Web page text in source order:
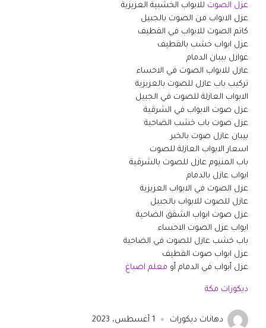
عزل الصوت للابواب الخشبية العزيزية
عزل الابواب من الصوت بالجبيل
كاتم الصوت للابواب في القطيف
عزل ابواب خشب بالقطيف
عوازل بيبان الدمام
عازل للابواب الصوت في الاحساء
تركيب باب عازل للصوت بالعزيزية
الابواب العازلة للصوت في الجبيل
عزل صوت الابواب في الشرقية
عزل صوت باب خشب الضاحية
بيبان عازل صوت بالخبر
اسعار الابواب العازلة للصوت
باب المنيوم عازل للصوت بالشرقية
ابواب عازل بالدمام
عزل الصوت في الابواب العزيزية
عازل للصوت للابواب بالجبيل
عزل صوت ابواب الشقق الضاحية
ابواب عزل الصوت الاحساء
باب خشب عازل للصوت في الضاحية
عزل ابواب صوت القطيف
عزل أبواب في الدمام أو معلم اصباغ
ديكورات مكة
دهانات ديكورات 1 أغسطس، 2023